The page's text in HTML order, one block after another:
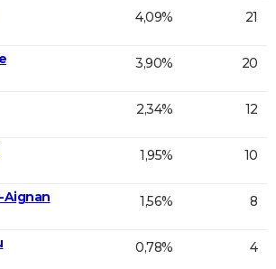
4,09% 21
3,90% 20
2,34% 12
1,95% 10
Aignan 1,56% 8
0,78% 4